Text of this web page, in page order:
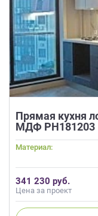
Прямая кухня
МДФ РН181203
Материал:
341 230 руб.
Цена за проект